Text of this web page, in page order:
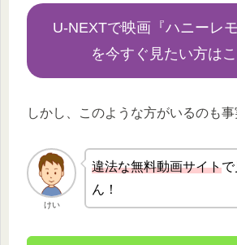
U-NEXTで映画『ハニーレモ
を今すぐ見たい方は
しかし、このような方がいるのも事
けい
違法な無料動画サイト
ん！